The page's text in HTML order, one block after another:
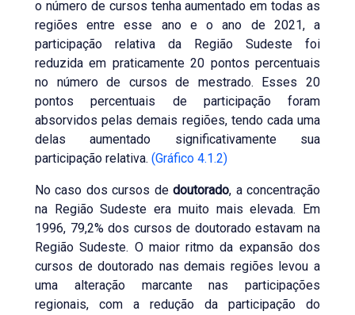
o número de cursos tenha aumentado em todas as
regiões entre esse ano e o ano de 2021, a
participação relativa da Região Sudeste foi
reduzida em praticamente 20 pontos percentuais
no número de cursos de mestrado. Esses 20
pontos percentuais de participação foram
absorvidos pelas demais regiões, tendo cada uma
delas aumentado significativamente sua
participação relativa. (Gráfico 4.1.2)
No caso dos cursos dedoutorado, a concentração
na Região Sudeste era muito mais elevada. Em
1996, 79,2% dos cursos de doutorado estavam na
Região Sudeste. O maior ritmo da expansão dos
cursos de doutorado nas demais regiões levou a
uma alteração marcante nas participações
regionais, com a redução da participação do